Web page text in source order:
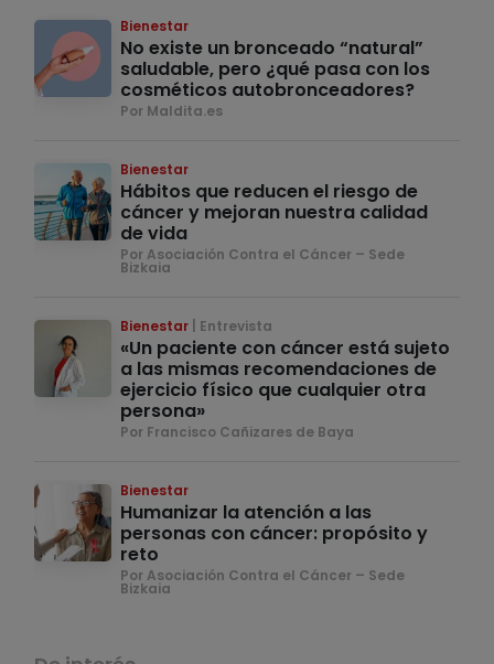
Bienestar
No existe un bronceado “natural”
saludable, pero ¿qué pasa con los
cosméticos autobronceadores?
Por Maldita.es
Bienestar
Hábitos que reducen el riesgo de
cáncer y mejoran nuestra calidad
de vida
Por Asociación Contra el Cáncer – Sede
Bizkaia
Bienestar Entrevista
«Un paciente con cáncer está sujeto
a las mismas recomendaciones de
ejercicio físico que cualquier otra
persona»
Por Francisco Cañizares de Baya
Bienestar
Humanizar la atención a las
personas con cáncer: propósito y
reto
Por Asociación Contra el Cáncer – Sede
Bizkaia